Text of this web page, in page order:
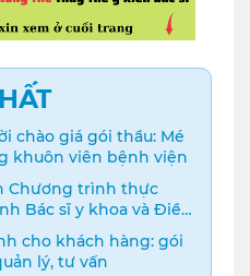
chào giá gói thầu: Mé
khuôn viên bệnh viện
Chương trình thực
Bác sĩ y khoa và Điều
cho khách hàng: gói
lý, tư vấn